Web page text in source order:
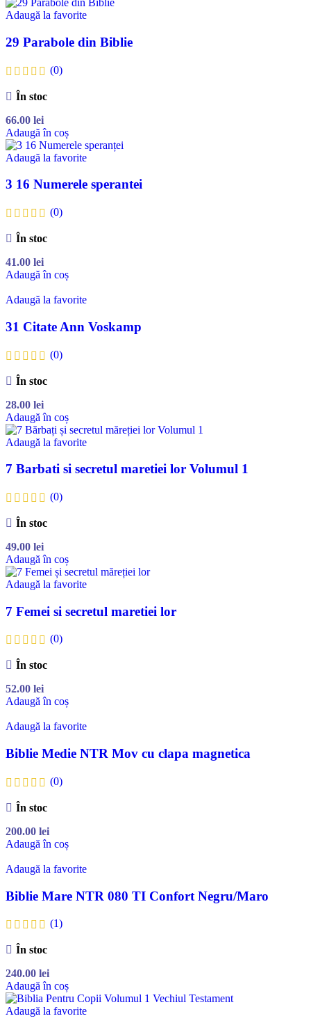
Adaugă la favorite
29 Parabole din Biblie
(0)
În stoc
66.00 lei
Adaugă în coș
Adaugă la favorite
3 16 Numerele sperantei
(0)
În stoc
41.00 lei
Adaugă în coș
Adaugă la favorite
31 Citate Ann Voskamp
(0)
În stoc
28.00 lei
Adaugă în coș
Adaugă la favorite
7 Barbati si secretul maretiei lor Volumul 1
(0)
În stoc
49.00 lei
Adaugă în coș
Adaugă la favorite
7 Femei si secretul maretiei lor
(0)
În stoc
52.00 lei
Adaugă în coș
Adaugă la favorite
Biblie Medie NTR Mov cu clapa magnetica
(0)
În stoc
200.00 lei
Adaugă în coș
Adaugă la favorite
Biblie Mare NTR 080 TI Confort Negru/Maro
(1)
În stoc
240.00 lei
Adaugă în coș
Adaugă la favorite